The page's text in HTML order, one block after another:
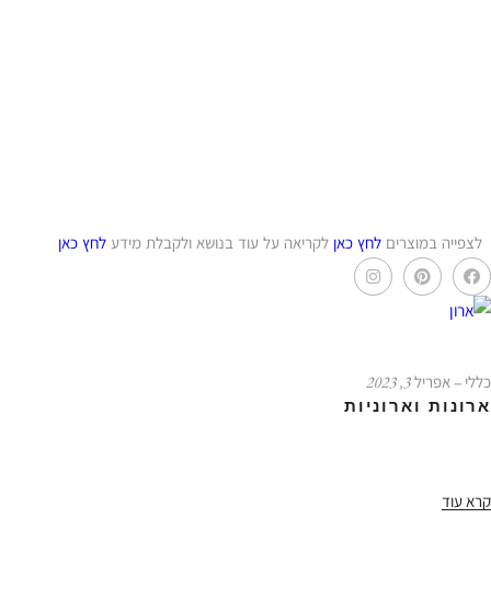
לצפייה במוצרים לחץ כאן לקריאה על עוד בנושא ולקבלת מידע לחץ כאן
כללי ‒ אפריל 3, 2023
ארונות וארוניות
קרא עוד